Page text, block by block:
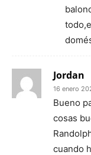
Jordan
16 enero
Bueno
cosas
cuando